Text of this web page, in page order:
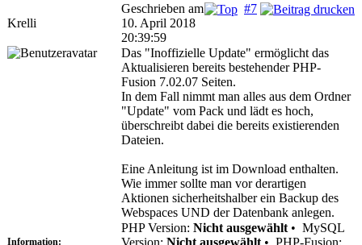
Krelli
#7
Geschrieben am
10. April 2018
20:39:59
Das "Inoffizielle Update" ermöglicht das
Aktualisieren bereits bestehender PHP-
Fusion 7.02.07 Seiten.
In dem Fall nimmt man alles aus dem Ordner
"Update" vom Pack und lädt es hoch,
überschreibt dabei die bereits existierenden
Dateien.
Eine Anleitung ist im Download enthalten.
Wie immer sollte man vor derartigen
Aktionen sicherheitshalber ein Backup des
Webspaces UND der Datenbank anlegen.
Information:
PHP Version: Nicht ausgewählt • MySQL
Version: Nicht ausgewählt • PHP-Fusion: